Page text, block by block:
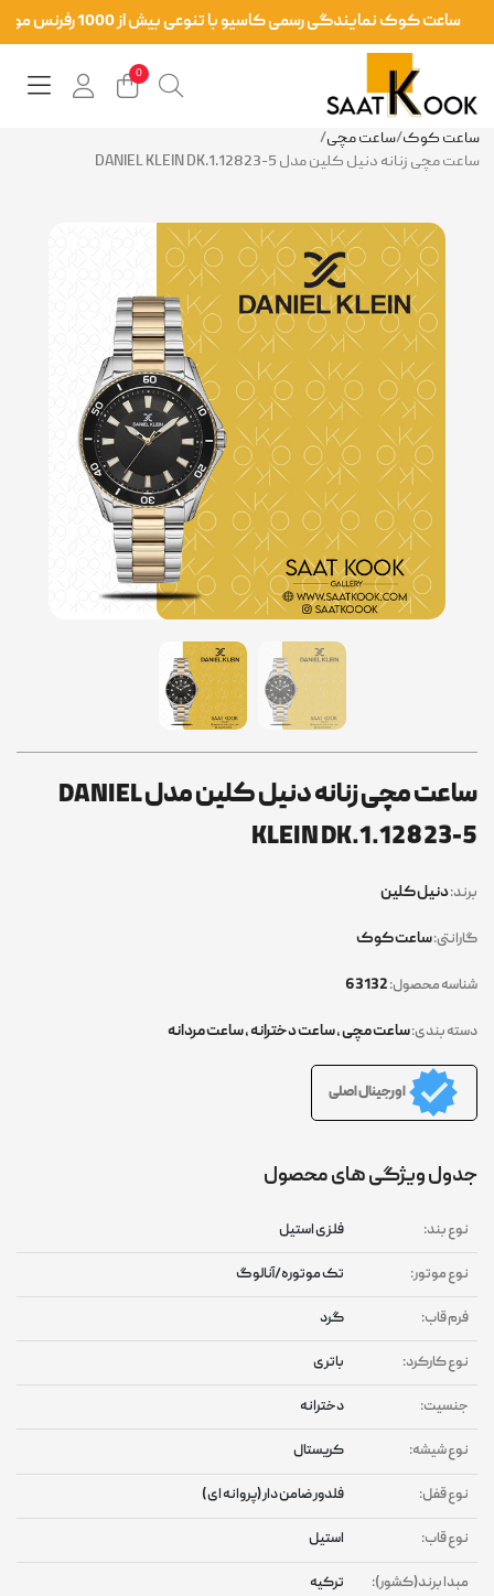
ساعت کوک نمایندگی رسمی کاسیو با تنوعی بیش از 1000 رفرنس موجود در سایت و فروشگاه حضوری
0
ساعت کوک/ساعت مچی/
ساعت مچی زنانه دنیل کلین مدل DANIEL KLEIN DK.1.12823-5
ساعت مچی زنانه دنیل کلین مدل DANIEL
KLEIN DK.1.12823-5
برند:دنیل کلین
گارانتی:ساعت کوک
شناسه محصول:
دسته بندی:ساعت مچی,ساعت دخترانه,ساعت مردانه
اورجینال اصلی
جدول ویژگی های محصول
نوع بند: فلزی استیل
نوع موتور: تک موتوره/آنالوگ
فرم قاب: گرد
نوع کارکرد: باتری
جنسیت: دخترانه
نوع شیشه: کریستال
نوع قفل: فلدور ضامن دار (پروانه ای )
نوع قاب: استیل
مبدا برند(کشور): ترکیه